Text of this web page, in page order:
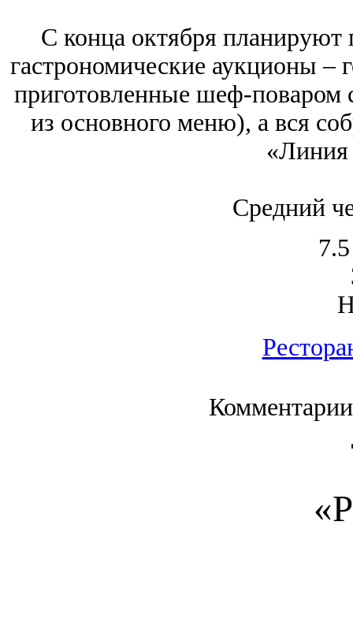
С конца октября планируют
гастрономические аукционы –
приготовленные шеф-поваром
из основного меню), а вся
Средний